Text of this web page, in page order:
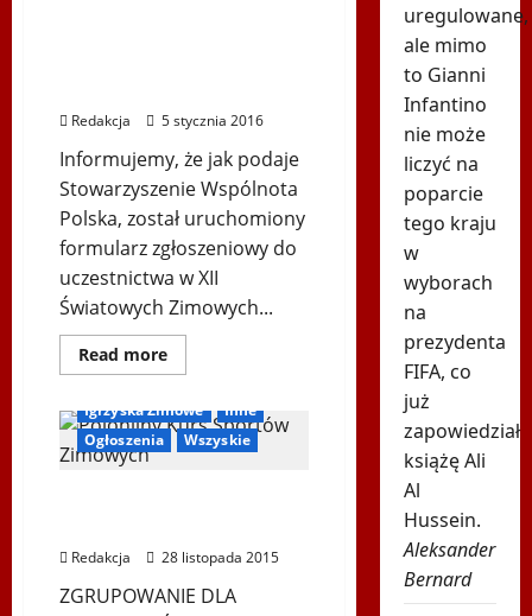
Redakcja 5 stycznia 2016
Informujemy, że jak podaje
Stowarzyszenie Wspólnota
Polska, został uruchomiony
formularz zgłoszeniowy do
uczestnictwa w XII
Światowych Zimowych...
Read moreDowiedz
się
Rejestracja
na
XII
Podkarpackie
2016
Igrzyska Zimowe
Inne
Ogłoszenia
Wszyskie
Redakcja 28 listopada 2015
ZGRUPOWANIE DLA
uregulowane,
ale mimo
to Gianni
Infantino
nie może
liczyć na
poparcie
tego kraju
w
wyborach
na
prezydenta
FIFA, co
już
zapowiedział
książę Ali
Al
Hussein.
Aleksander
Bernard